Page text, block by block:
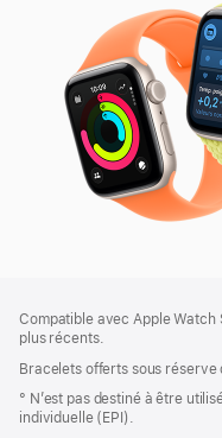
de
page
de
bas
de
page
Compatible avec Apple Watch
plus récents.
Bracelets offerts sous réserve
° N’est pas destiné à être
individuelle (EPI).